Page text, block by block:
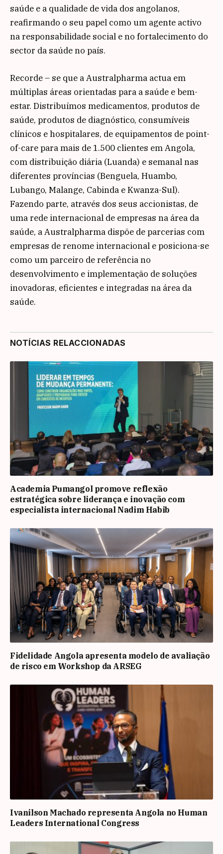
saúde e a qualidade de vida dos angolanos,
reafirmando o seu papel como um agente activo
na responsabilidade social e no fortalecimento do
sector da saúde no país.
Recorde – se que a Australpharma actua em
múltiplas áreas orientadas para a saúde e bem-
estar. Distribuímos medicamentos, produtos de
saúde, produtos de diagnóstico, consumíveis
clínicos e hospitalares, de equipamentos de point-
of-care para mais de 1.500 clientes em Angola,
com distribuição diária (Luanda) e semanal nas
diferentes províncias (Benguela, Huambo,
Lubango, Malange, Cabinda e Kwanza-Sul).
Fazendo parte, através dos seus accionistas, de
uma rede internacional de empresas na área da
saúde, a Australpharma dispõe de parcerias com
empresas de renome internacional e posiciona-se
como um parceiro de referência no
desenvolvimento e implementação de soluções
inovadoras, eficientes e integradas na área da
saúde.
NOTÍCIAS RELACCIONADAS
Academia Pumangol promove reflexão
estratégica sobre liderança e inovação com
especialista internacional Nadim Habib
Fidelidade Angola apresenta modelo de avaliação
de risco em Workshop da ARSEG
Ivanilson Machado representa Angola no Human
Leaders International Congress